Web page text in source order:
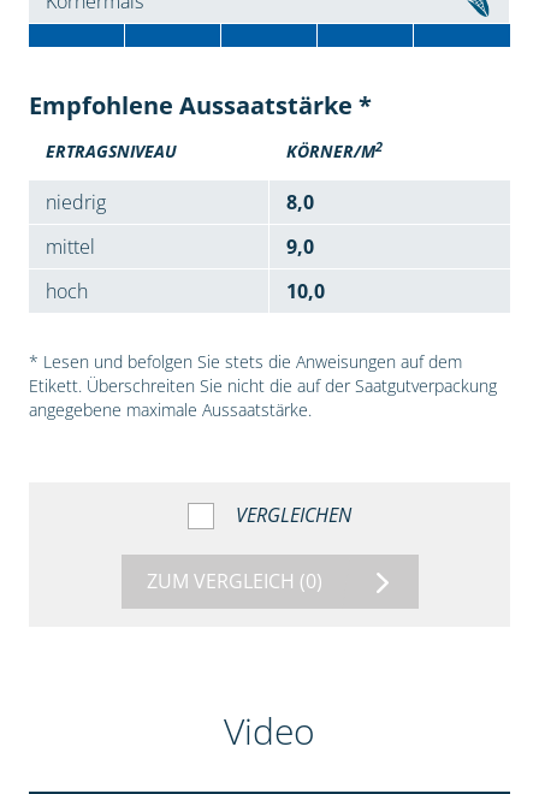
Empfohlene Aussaatstärke *
ERTRAGSNIVEAU KÖRNER/M2
niedrig
8,0
mittel
9,0
hoch
10,0
* Lesen und befolgen Sie stets die Anweisungen auf dem
Etikett. Überschreiten Sie nicht die auf der Saatgutverpackung
angegebene maximale Aussaatstärke.
VERGLEICHEN
ZUM VERGLEICH (0)
Video